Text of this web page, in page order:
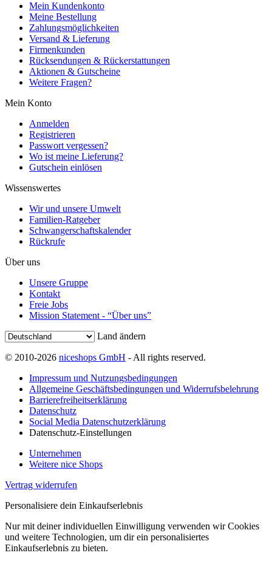
Mein Kundenkonto
Meine Bestellung
Zahlungsmöglichkeiten
Versand & Lieferung
Firmenkunden
Rücksendungen & Rückerstattungen
Aktionen & Gutscheine
Weitere Fragen?
Mein Konto
Anmelden
Registrieren
Passwort vergessen?
Wo ist meine Lieferung?
Gutschein einlösen
Wissenswertes
Wir und unsere Umwelt
Familien-Ratgeber
Schwangerschaftskalender
Rückrufe
Über uns
Unsere Gruppe
Kontakt
Freie Jobs
Mission Statement - “Über uns”
Land ändern
© 2010-2026 niceshops GmbH - All rights reserved.
Impressum und Nutzungsbedingungen
Allgemeine Geschäftsbedingungen und Widerrufsbelehrung
Barrierefreiheitserklärung
Datenschutz
Social Media Datenschutzerklärung
Datenschutz-Einstellungen
Unternehmen
Weitere nice Shops
Vertrag widerrufen
Personalisiere dein Einkaufserlebnis
Nur mit deiner individuellen Einwilligung verwenden wir Cookies
und weitere Technologien, um dir ein personalisiertes
Einkaufserlebnis zu bieten.